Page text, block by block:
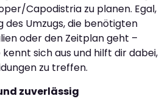
Capodistria zu planen. Egal,
des Umzugs, die benötigten
oder den Zeitplan geht –
sich aus und hilft dir dabei,
zu treffen.
zuverlässig